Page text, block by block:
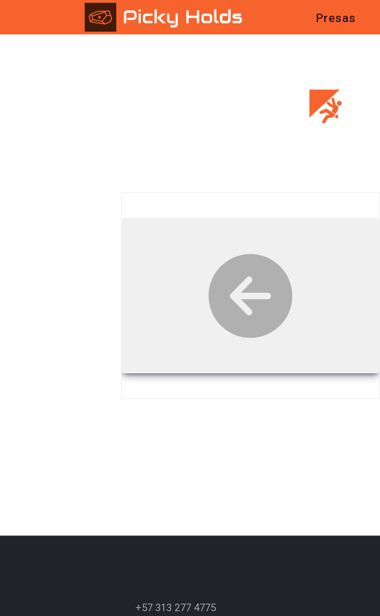
Presas
+57 313 277 4775